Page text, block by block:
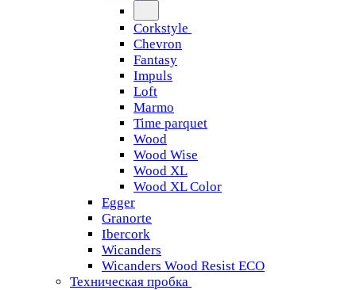
Corkstyle
Chevron
Fantasy
Impuls
Loft
Marmo
Time parquet
Wood
Wood Wise
Wood XL
Wood XL Color
Egger
Granorte
Ibercork
Wicanders
Wicanders Wood Resist ECO
Техническая пробка